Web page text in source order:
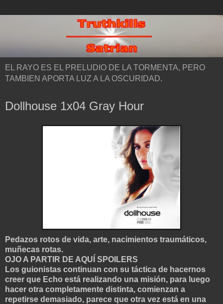
EL RAYO ES EL PRELUDIO DE LA TORMENTA, PERO
TAMBIEN APORTA LUZ A LA OSCURIDAD.
Dollhouse 1x04 Gray Hour
Pedazos rotos de vida, arte, nacimientos traumáticos,
muñecas rotas.
OJO A PARTIR DE AQUÍ SPO ILERS
Los guionistas continuan con su táctica de hacernos
creer que Echo está realizando una misión, para luego
hacer otra completamente distinta, comienzan a
repetirse demasiado, parece que otra vez está en una